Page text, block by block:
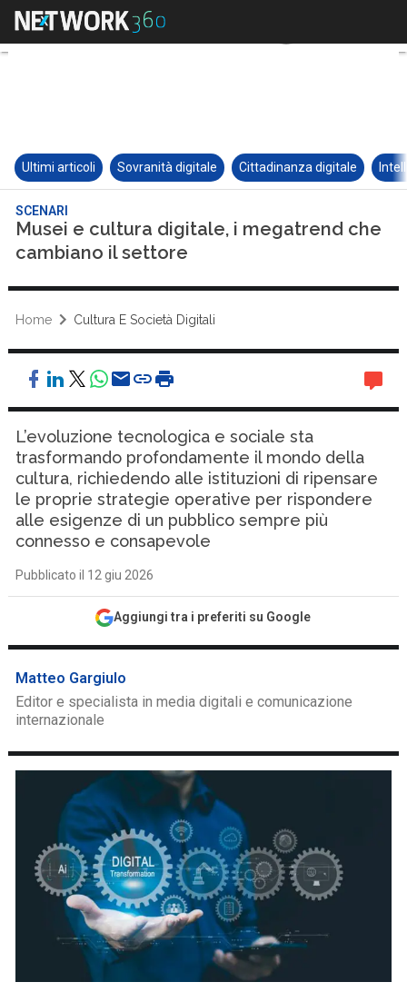
Ultimi articoli Sovranità digitale Cittadinanza digitale
SCENARI
Musei e cultura digitale, i megatrend che
cambiano il settore
Home Cultura E Società Digitali
L’evoluzione tecnologica e sociale sta
trasformando profondamente il mondo della
cultura, richiedendo alle istituzioni di ripensare
le proprie strategie operative per rispondere
alle esigenze di un pubblico sempre più
connesso e consapevole
Pubblicato il 12 giu 2026
Aggiungi tra i preferiti su Google
Matteo Gargiulo
Editor e specialista in media digitali e comunicazione
internazionale